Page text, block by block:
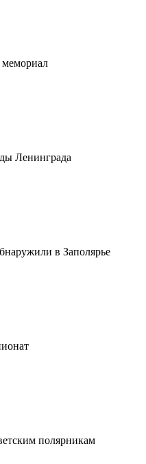
мемориал
Ленинграда
в Заполярье
полярникам